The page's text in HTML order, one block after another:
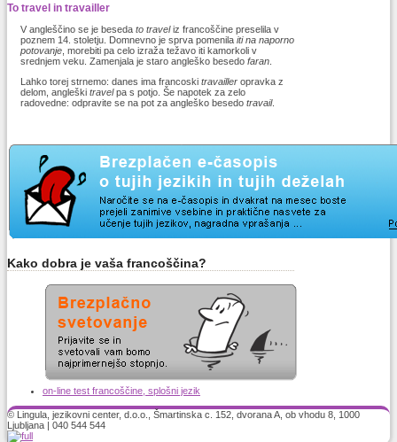
To travel in travailler
V angleščino se je beseda to traveliz francoščine preselila v
poznem 14. stoletju. Domnevno je sprva pomenila iti na naporno
potovanje , morebiti pa celo izraža težavo iti kamorkoli v
srednjem veku. Zamenjala je staro angleško besedo faran
Lahko torej strnemo: danes ima francoski travailler opravka z
delom, angleški travelpa s potjo. Še napotek za zelo
radovedne: odpravite se na pot za angleško besedo travail.
Kako dobra je vaša francoščina?
on-line test francoščine, splošni jezik
© Lingula, jezikovni center, d.o.o., Šmartinska c. 152, dvorana A, ob vhodu 8, 1000
Ljubljana | 040 544 544